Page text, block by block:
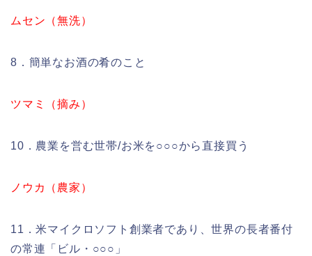
ムセン（無洗）
8．簡単なお酒の肴のこと
ツマミ（摘み）
10．農業を営む世帯/お米を○○○から直接買う
ノウカ（農家）
11．米マイクロソフト創業者であり、世界の長者番付
の常連「ビル・○○○」